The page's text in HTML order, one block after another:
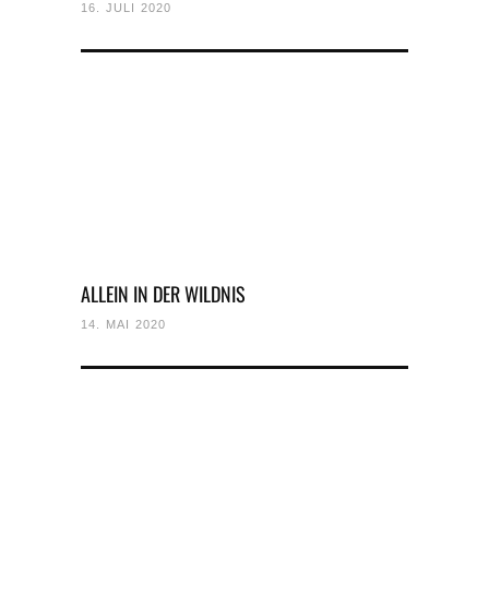
16. JULI 2020
ALLEIN IN DER WILDNIS
14. MAI 2020